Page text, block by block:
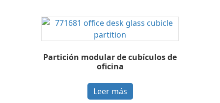
Partición modular de cubículos de
oficina
Leer más